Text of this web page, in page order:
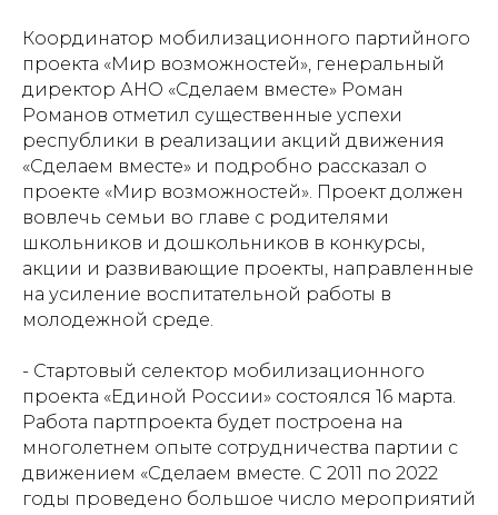
Координатор мобилизационного партийного
проекта «Мир возможностей», генеральный
директор АНО «Сделаем вместе» Роман
Романов отметил существенные успехи
республики в реализации акций движения
«Сделаем вместе» и подробно рассказал о
проекте «Мир возможностей». Проект должен
вовлечь семьи во главе с родителями
школьников и дошкольников в конкурсы,
акции и развивающие проекты, направленные
на усиление воспитательной работы в
молодежной среде.
- Стартовый селектор мобилизационного
проекта «Единой России» состоялся 16 марта.
Работа партпроекта будет построена на
многолетнем опыте сотрудничества партии с
движением «Сделаем вместе. С 2011 по 2022
годы проведено большое число мероприятий